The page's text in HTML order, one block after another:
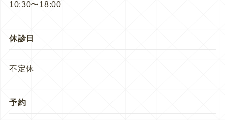
10:30〜18:00
休診日
不定休
予約